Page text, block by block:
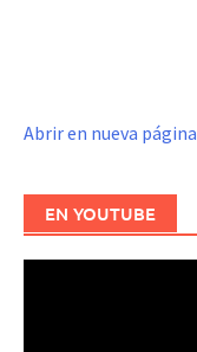
Abrir en nueva página
EN YOUTUBE